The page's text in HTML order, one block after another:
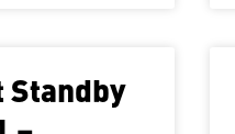
Standby